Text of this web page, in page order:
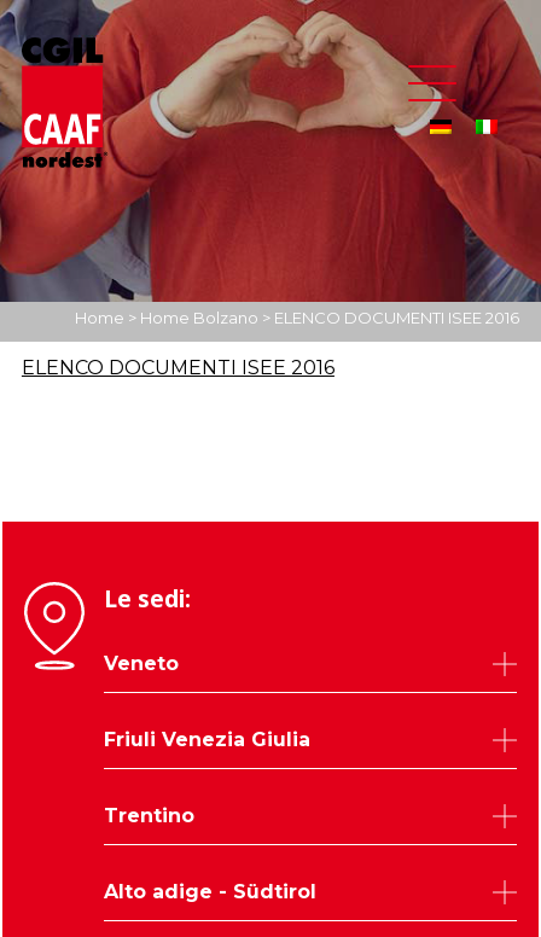
Home > Home Bolzano > ELENCO DOCUMENTI ISEE 2016
ELENCO DOCUMENTI ISEE 2016
Le sedi:
Veneto
Belluno
Treviso
Venezia
Verona
Vicenza
Friuli Venezia Giulia
Udine
Gorizia
Trentino
Trento
Alto adige - Südtirol